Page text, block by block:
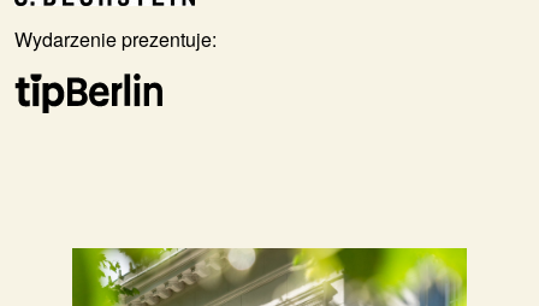
Wydarzenie prezentuje: